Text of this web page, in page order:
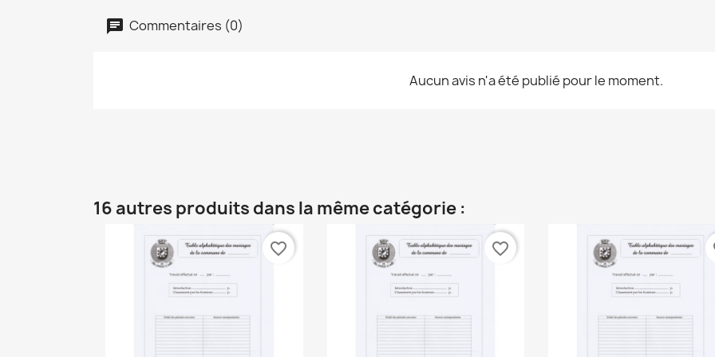
Commentaires (0)
Aucun avis n'a été publié pour le moment.
16 autres produits dans la même catégorie :
favorite_border favorite_border